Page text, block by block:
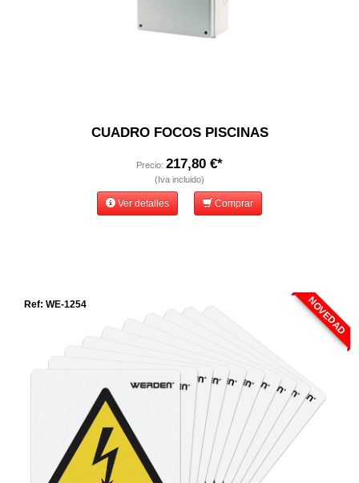
CUADRO FOCOS PISCINAS
Precio: 217,80 €*
(Iva incluido)
Ver detalles Comprar
NOVEDAD
Ref: WE-1254